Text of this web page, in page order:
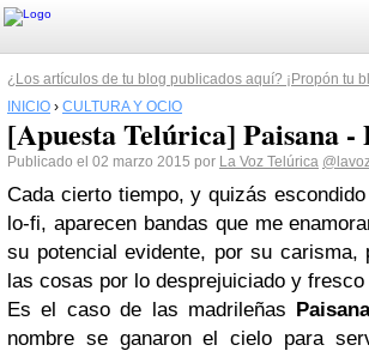
¿Los artículos de tu blog publicados aquí? ¡Propón tu
INICIO › CULTURA Y OCIO
[Apuesta Telúrica] Paisana -
Publicado el 02 marzo 2015 por La Voz Telúrica
Cada cierto tiempo, y quizás
lo-fi, aparecen bandas que me
su potencial evidente, por su carisma,
las cosas por lo desprejuiciado y
Es el caso de las madrileñas
nombre se ganaron el cielo para